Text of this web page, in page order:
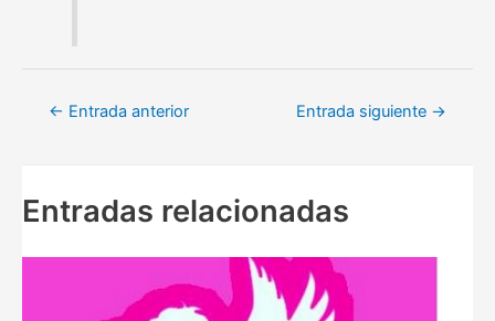
Navegación
← Entrada anterior Entrada siguiente →
Entradas relacionadas